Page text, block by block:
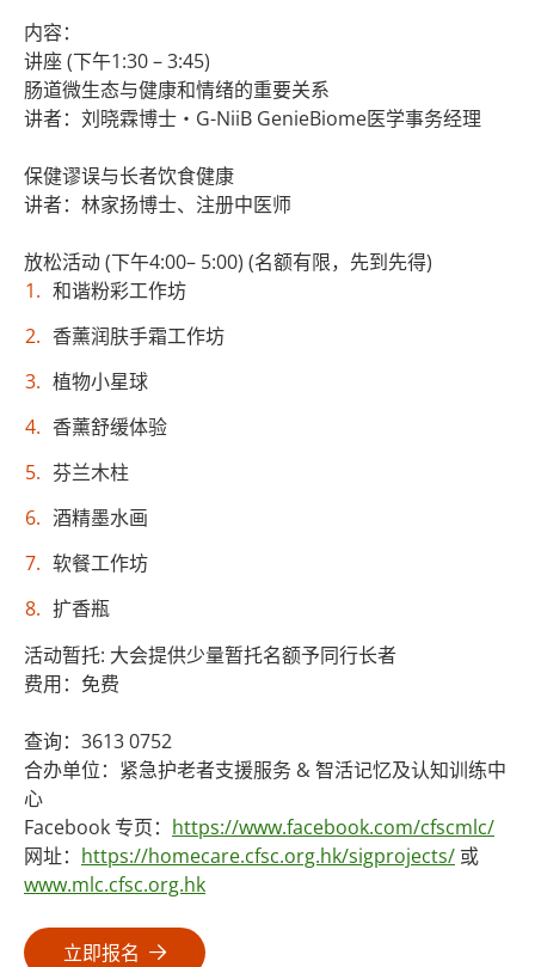
内容：
讲座 (下午1:30 – 3:45)
肠道微生态与健康和情绪的重要关系
讲者：刘晓霖博士・G-NiiB GenieBiome医学事务经理
保健谬误与长者饮食健康
讲者：林家扬博士、注册中医师
放松活动 (下午4:00– 5:00) (名额有限，先到先得)
和谐粉彩工作坊
香薰润肤手霜工作坊
植物小星球
香薰舒缓体验
芬兰木柱
酒精墨水画
软餐工作坊
扩香瓶
活动暂托: 大会提供少量暂托名额予同行长者
费用：免费
查询：3613 0752
合办单位：紧急护老者支援服务 & 智活记忆及认知训练中
心
Facebook 专页： https://www.facebook.com/cfscmlc/
网址： https://homecare.cfsc.org.hk/sigprojects/ 或
www.mlc.cfsc.org.hk
立即报名